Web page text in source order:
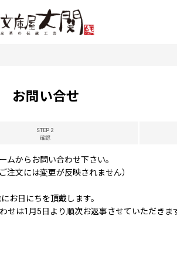
お問い合せ
STEP 2
確認
ムからお問い合わせ下さい。
注文には変更が反映されません）
お日にちを頂戴します。
は1月5日より順次お返事させていただきま